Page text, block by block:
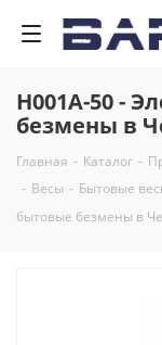
Н001А-50 -
безмены в
Главная - Каталог -
- Весы - Бытовые
бытовые безмены в